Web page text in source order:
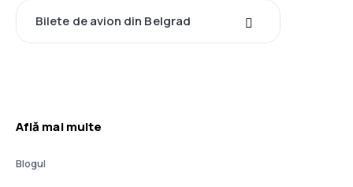
Bilete de avion din Belgrad
Află mai multe
Blogul